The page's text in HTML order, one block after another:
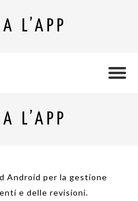
L’APP
L’APP
Android per la gestione
e delle revisioni.